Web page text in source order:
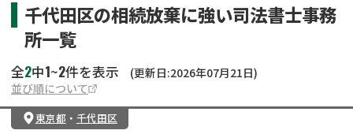
千代田区の相続放棄に強い司法書士事務
所一覧
全2中1~2件を表示
(更新日:2026年07月21日)
並び順について
東京都 ・ 千代田区